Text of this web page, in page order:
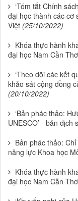
‘Tóm tắt Chính
đại học thành các cơ
Việt (25/10/2022)
Khóa thực hành
đại học Nam Cần
‘Theo dõi các kết
khảo sát cộng đồng
(20/10/2022)
‘Bản phác thảo:
UNESCO’ - bản dịch
Bản phác thảo:
năng lực Khoa học
Khóa thực hành
đại học Nam Cần